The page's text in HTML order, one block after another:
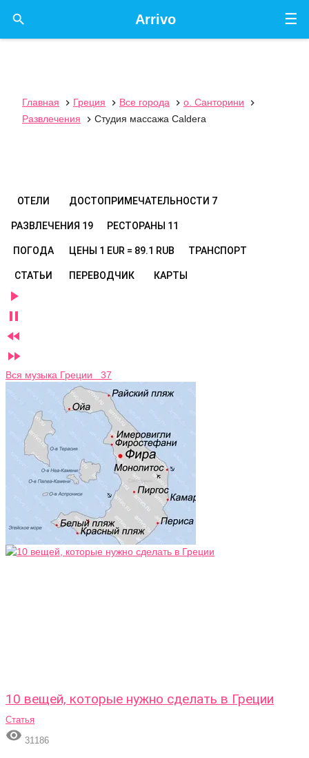
☰
Arrivo

Главная  Греция  Все города  о. Санторини

Развлечения
 Студия массажа Caldera
ОТЕЛИ ДОСТОПРИМЕЧАТЕЛЬНОСТИ 7
РАЗВЛЕЧЕНИЯ 19 РЕСТОРАНЫ 11
ПОГОДА ЦЕНЫ 1 EUR = 89.1 RUB ТРАНСПОРТ
СТАТЬИ ПЕРЕВОДЧИК КАРТЫ




Вся музыка Греции 37
10 вещей, которые нужно сделать в Греции
Статья
 31186